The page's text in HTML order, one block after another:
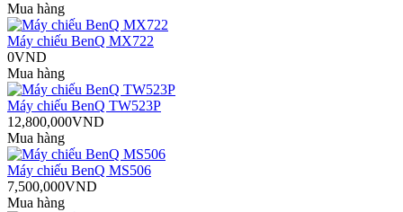
Mua hàng
Máy chiếu BenQ MX722
0VND
Mua hàng
Máy chiếu BenQ TW523P
12,800,000VND
Mua hàng
Máy chiếu BenQ MS506
7,500,000VND
Mua hàng